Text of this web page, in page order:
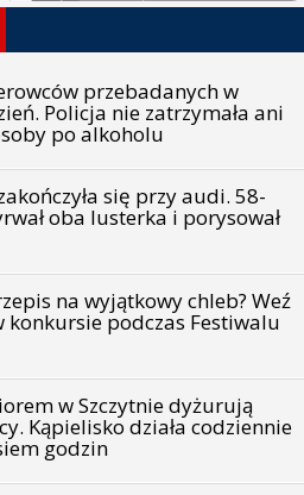
przebadanych w
Policja nie zatrzymała ani
po alkoholu
się przy audi. 58-
oba lusterka i porysował
na wyjątkowy chleb? Weź
konkursie podczas Festiwalu
w Szczytnie dyżurują
Kąpielisko działa codziennie
godzin